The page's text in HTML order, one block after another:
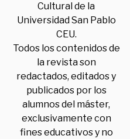
Cultural de la
Universidad San Pablo
CEU.
Todos los contenidos de
la revista son
redactados, editados y
publicados por los
alumnos del máster,
exclusivamente con
fines educativos y no